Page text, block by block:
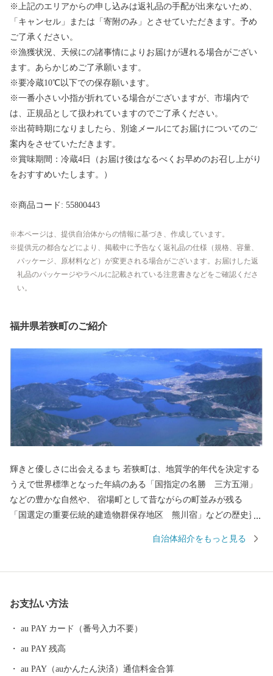
※上記のエリアからの申し込みは返礼品の手配が出来ないため、
「キャンセル」または「寄附のみ」とさせていただきます。予め
ご了承ください。
※漁獲状況、天候にの諸事情によりお届けが遅れる場合がござい
ます。あらかじめご了承願います。
※要冷蔵10℃以下での保存願います。
※一番小さい小指が折れている場合がございますが、市場内で
は、正規品として扱われていますのでご了承ください。
※出荷時期になりましたら、別途メールにてお届けについてのご
案内をさせていただきます。
※賞味期間：冷蔵4日（お届け後はなるべくお早めのお召し上がり
をおすすめいたします。）
※商品コード: 55800443
本ページは、提供自治体からの情報に基づき、作成しています。
提供元の都合などにより、掲載中に予告なく返礼品の仕様（規格、容量、
パッケージ、原材料など）が変更される場合がございます。お届けした返
礼品のパッケージやラベルに記載されている注意書きなどをご確認くださ
い。
福井県若狭町のご紹介
輝きと優しさに出会えるまち 若狭町は、地質学的年代を決定する
うえで世界標準となった年縞のある「国指定の名勝 三方五湖」
などの豊かな自然や、 宿場町として昔ながらの町並みが残る
「国選定の重要伝統的建造物群保存地区 熊川宿」などの歴史資
然・歴史の保全と活用に取り組むために、若狭町に想いを寄せて
自治体紹介をもっと見る
お支払い方法
au PAY カード（番号入力不要）
au PAY 残高
au PAY（auかんたん決済）通信料金合算